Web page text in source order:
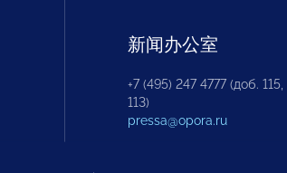
新闻办公室
+7 (495) 247 4777 (доб. 115,
113)
pressa@opora.ru